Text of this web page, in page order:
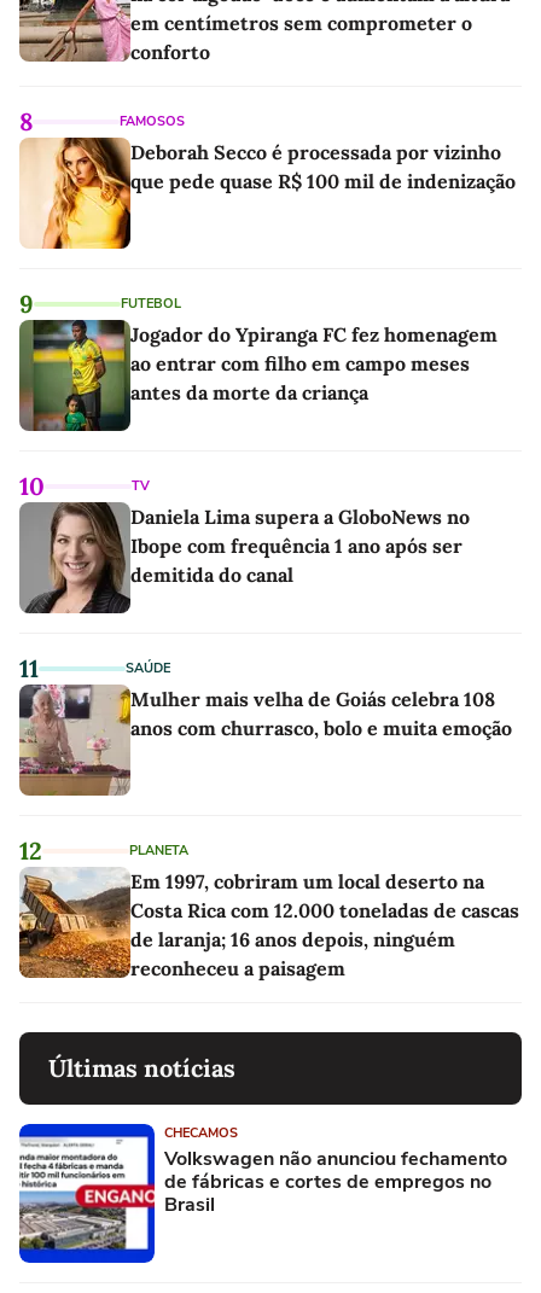
em centímetros sem comprometer o
conforto
8 FAMOSOS
Deborah Secco é processada por vizinho
que pede quase R$ 100 mil de indenização
9 FUTEBOL
Jogador do Ypiranga FC fez homenagem
ao entrar com filho em campo meses
antes da morte da criança
10 TV
Daniela Lima supera a GloboNews no
Ibope com frequência 1 ano após ser
demitida do canal
11 SAÚDE
Mulher mais velha de Goiás celebra 108
anos com churrasco, bolo e muita emoção
12 PLANETA
Em 1997, cobriram um local deserto na
Costa Rica com 12.000 toneladas de cascas
de laranja; 16 anos depois, ninguém
reconheceu a paisagem
Últimas notícias
CHECAMOS
Volkswagen não anunciou fechamento
de fábricas e cortes de empregos no
Brasil